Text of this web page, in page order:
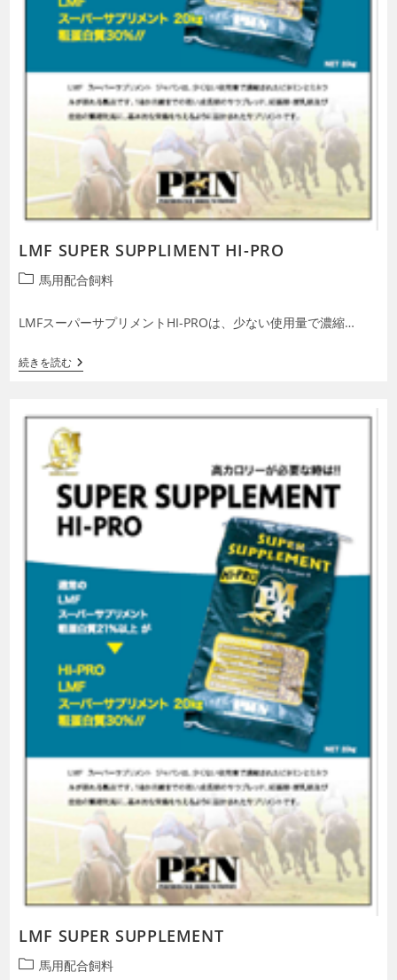
LMF SUPER SUPPLIMENT HI-PRO
投
カ
ゴ
リ
馬用配合飼料
LMFスーパーサプリメントHI-PROは、少ない使用量で濃縮…
続きを読むLMF
SUPER
PRO
LMF SUPER SUPPLEMENT
投 馬用配合飼料